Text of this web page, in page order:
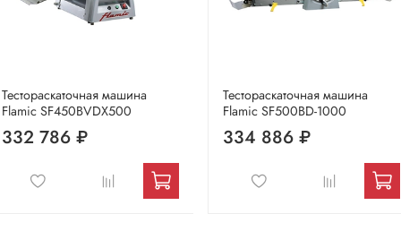
Тестораскаточная машина
Flamic SF450BVDX500
332 786 ₽
Тестораскаточная машина
Flamic SF500BD-1000
334 886 ₽